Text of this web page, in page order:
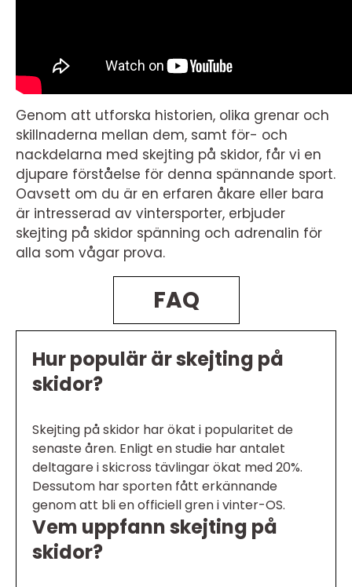
Genom att utforska historien, olika grenar och
skillnaderna mellan dem, samt för- och
nackdelarna med skejting på skidor, får vi en
djupare förståelse för denna spännande sport.
Oavsett om du är en erfaren åkare eller bara
är intresserad av vintersporter, erbjuder
skejting på skidor spänning och adrenalin för
alla som vågar prova.
FAQ
Hur populär är skejting på
skidor?
Skejting på skidor har ökat i popularitet de
senaste åren. Enligt en studie har antalet
deltagare i skicross tävlingar ökat med 20%.
Dessutom har sporten fått erkännande
genom att bli en officiell gren i vinter-OS.
Vem uppfann skejting på
skidor?